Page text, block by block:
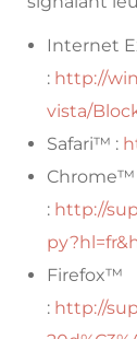
Internet
: http://
vista/
Safari™ :
Chrome™
: http://
Firefox™
: http://